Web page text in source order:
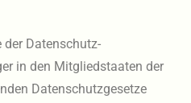
Datenschutz-
in den Mitgliedstaaten der
Datenschutzgesetze